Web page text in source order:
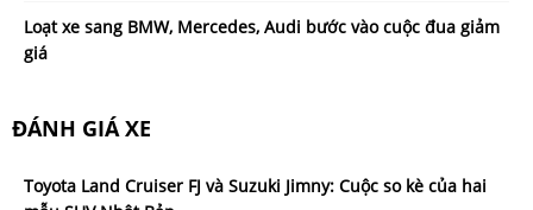
Loạt xe sang BMW, Mercedes, Audi bước vào cuộc đua giảm
giá
ĐÁNH GIÁ XE
Toyota Land Cruiser FJ và Suzuki Jimny: Cuộc so kè của hai